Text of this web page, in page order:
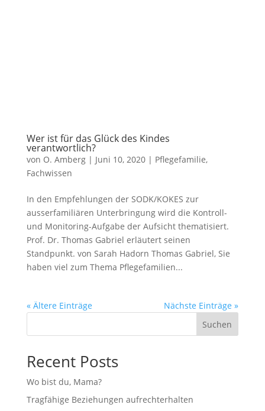
Wer ist für das Glück des Kindes
verantwortlich?
von O. Amberg| Juni 10, 2020| Pflegefamilie,
Fachwissen
In den Empfehlungen der SODK/KOKES zur
ausserfamiliären Unterbringung wird die Kontroll-
und Monitoring-Aufgabe der Aufsicht thematisiert.
Prof. Dr. Thomas Gabriel erläutert seinen
Standpunkt. von Sarah Hadorn Thomas Gabriel, Sie
haben viel zum Thema Pflegefamilien...
« Ältere Einträge
Nächste Einträge »
Suchen
Recent Posts
Wo bist du, Mama?
Tragfähige Beziehungen aufrechterhalten